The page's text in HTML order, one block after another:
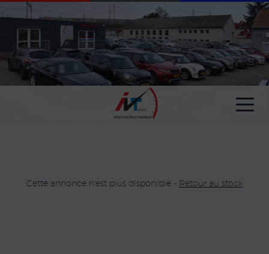
Cette annonce n'est plus disponible - Retour au stock
Paramètres avancés des cookies